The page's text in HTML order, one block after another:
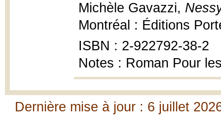
Michèle Gavazzi,
Montréal : Éditions
ISBN : 2-922792-38-2
Notes : Roman Pour
Dernière mise à jour : 6 juillet